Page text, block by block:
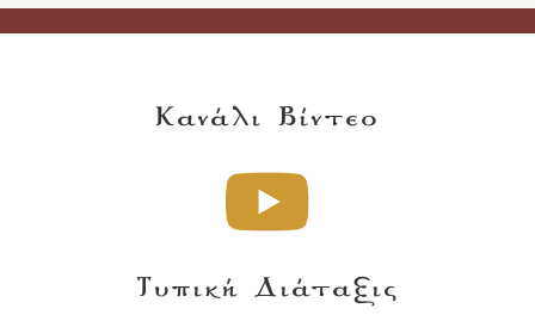
Κανάλι Βίντεο
Τυπική Διάταξις